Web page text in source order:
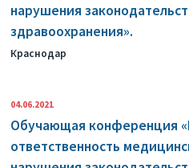
нарушения
здравоохранения».
Краснодар
04.06.2021
Обучающая конференция
ответственность